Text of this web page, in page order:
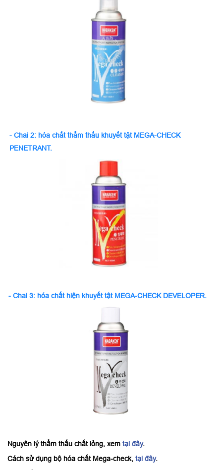
- Chai 2: hóa chất thẩm thấu khuyết tật MEGA-CHECK
PENETRANT.
- Chai 3: hóa chất hiện khuyết tật MEGA-CHECK DEVELOPER.
Nguyên lý thẩm thấu chất lỏng, xem tại đây.
Cách sử dụng bộ hóa chất Mega-check, tại đây.